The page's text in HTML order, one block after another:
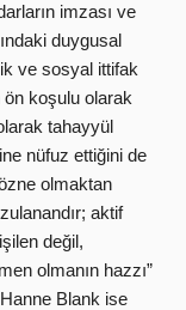
imzası ve
duygusal
ve sosyal ittifak
ön koşulu olarak
tahayyül
nüfuz ettiğini de
olmaktan
aktif
değil,
olmanın hazzı”
Blank ise